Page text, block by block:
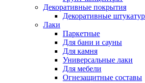
Декоративные покрытия
Декоративные
Лаки
Паркетные
Для бани и сауны
Для камня
Универсальные лаки
Для мебели
Огнезащитные составы